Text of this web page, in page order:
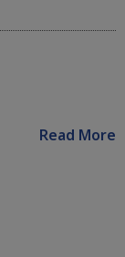
Read More